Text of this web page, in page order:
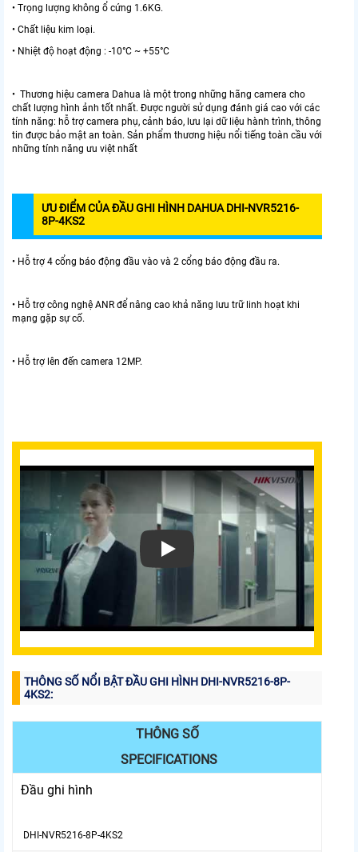
• Trọng lượng không ổ cứng 1.6KG.
• Chất liệu kim loại.
• Nhiệt độ hoạt động : -10°C ~ +55°C
• Thương hiệu camera Dahua là một trong những hãng camera cho
chất lượng hình ảnh tốt nhất. Được người sử dụng đánh giá cao với các
tính năng: hỗ trợ camera phụ, cảnh báo, lưu lại dữ liệu hành trình, thông
tin được bảo mật an toàn. Sản phẩm thương hiệu nổi tiếng toàn cầu với
những tính năng ưu việt nhất
ƯU ĐIỂM CỦA ĐẦU GHI HÌNH DAHUA DHI-NVR5216-
8P-4KS2
• Hỗ trợ 4 cổng báo động đầu vào và 2 cổng báo động đầu ra.
• Hỗ trợ công nghệ ANR để nâng cao khả năng lưu trữ linh hoạt khi
mạng gặp sự cố.
• Hỗ trợ lên đến camera 12MP.
THÔNG SỐ NỔI BẬT ĐẦU GHI HÌNH DHI-NVR5216-8P-
4KS2:
THÔNG SỐ
SPECIFICATIONS
Đầu ghi hình
DHI-NVR5216-8P-4KS2